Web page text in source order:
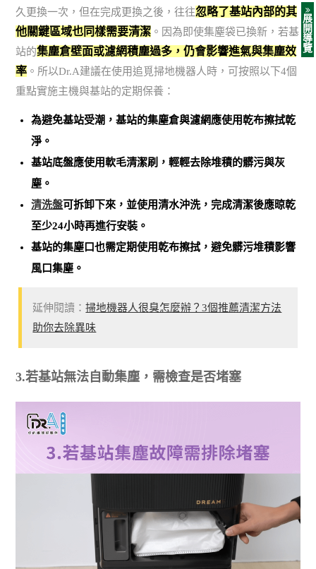
久更換一次，但在完成更換之後，往往忽略了基站內部的其
他關鍵區域也同樣需要清潔 。因為即使集塵袋已換新，若基
站的集塵倉壁面或濾網積塵過多，仍會影響進氣與集塵效
率 。所以Dr.A建議在使用追覓掃地機器人時，可按照以下4個
重點實施主機與基站的定期保養：
為避免基站受潮，基站的集塵倉與濾網應使用乾布擦拭乾
淨。
基站底盤應使用軟毛清潔刷，輕輕去除堆積的髒污與灰
塵。
清洗盤可拆卸下來，並使用清水沖洗，完成清潔後應晾乾
至少24小時再進行安裝。
基站的集塵口也需定期使用乾布擦拭，避免髒污堆積影響
風口集塵。
延伸閱讀：掃地機器人很臭怎麼辦？3個推薦清潔方法
助你去除異味
3.若基站無法自動集塵，需檢查是否堵塞
展
開
導
覽